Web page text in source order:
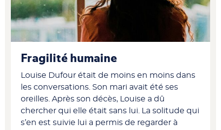
Fragilité humaine
Louise Dufour était de moins en moins dans
les conversations. Son mari avait été ses
oreilles. Après son décès, Louise a dû
chercher qui elle était sans lui. La solitude qui
s’en est suivie lui a permis de regarder à